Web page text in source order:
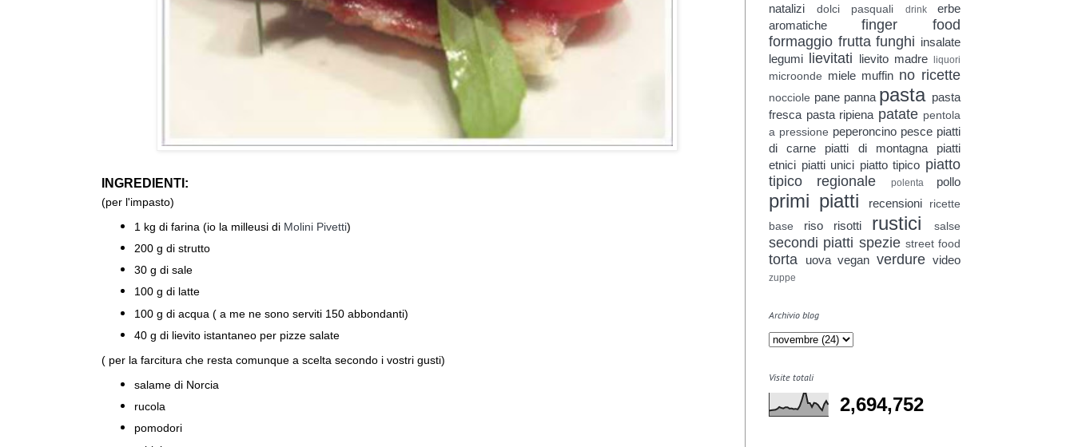
INGREDIENTI:
(per l'impasto)
1 kg di farina (io la milleusi di Molini Pivetti)
200 g di strutto
30 g di sale
100 g di latte
100 g di acqua ( a me ne sono serviti 150 abbondanti)
40 g di lievito istantaneo per pizze salate
( per la farcitura che resta comunque a scelta secondo i vostri gusti)
salame di Norcia
rucola
pomodori
natalizi
dolci pasquali drink
erbe
aromatiche
finger food
formaggio frutta funghi insalate
legumi lievitati lievito madre liquori
microonde miele muffin no ricette
nocciole pane panna pasta pasta
fresca pasta ripiena patate pentola
a pressione peperoncino pesce piatti
di carne
piatti di montagna
piatti
etnici piatti unici piatto tipico piatto
tipico regionale
polenta pollo
primi piatti recensioni
ricette
base
riso risotti rustici salse
secondi piatti spezie street food
torta uova vegan verdure video
zuppe
Archivio blog
Visite totali
2,694,752